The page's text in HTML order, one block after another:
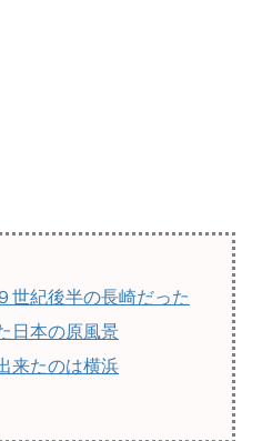
世紀後半の長崎だった
日本の原風景
来たのは横浜